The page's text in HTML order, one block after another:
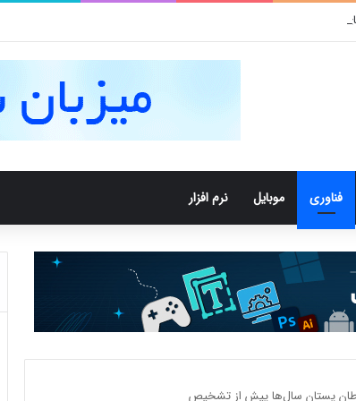
می‌توانند خطر ابتلا به آلزایمر را افزایش دهند
فناوری موبایل نرم افزار
پستان سال‌ها پیش از تشخیص